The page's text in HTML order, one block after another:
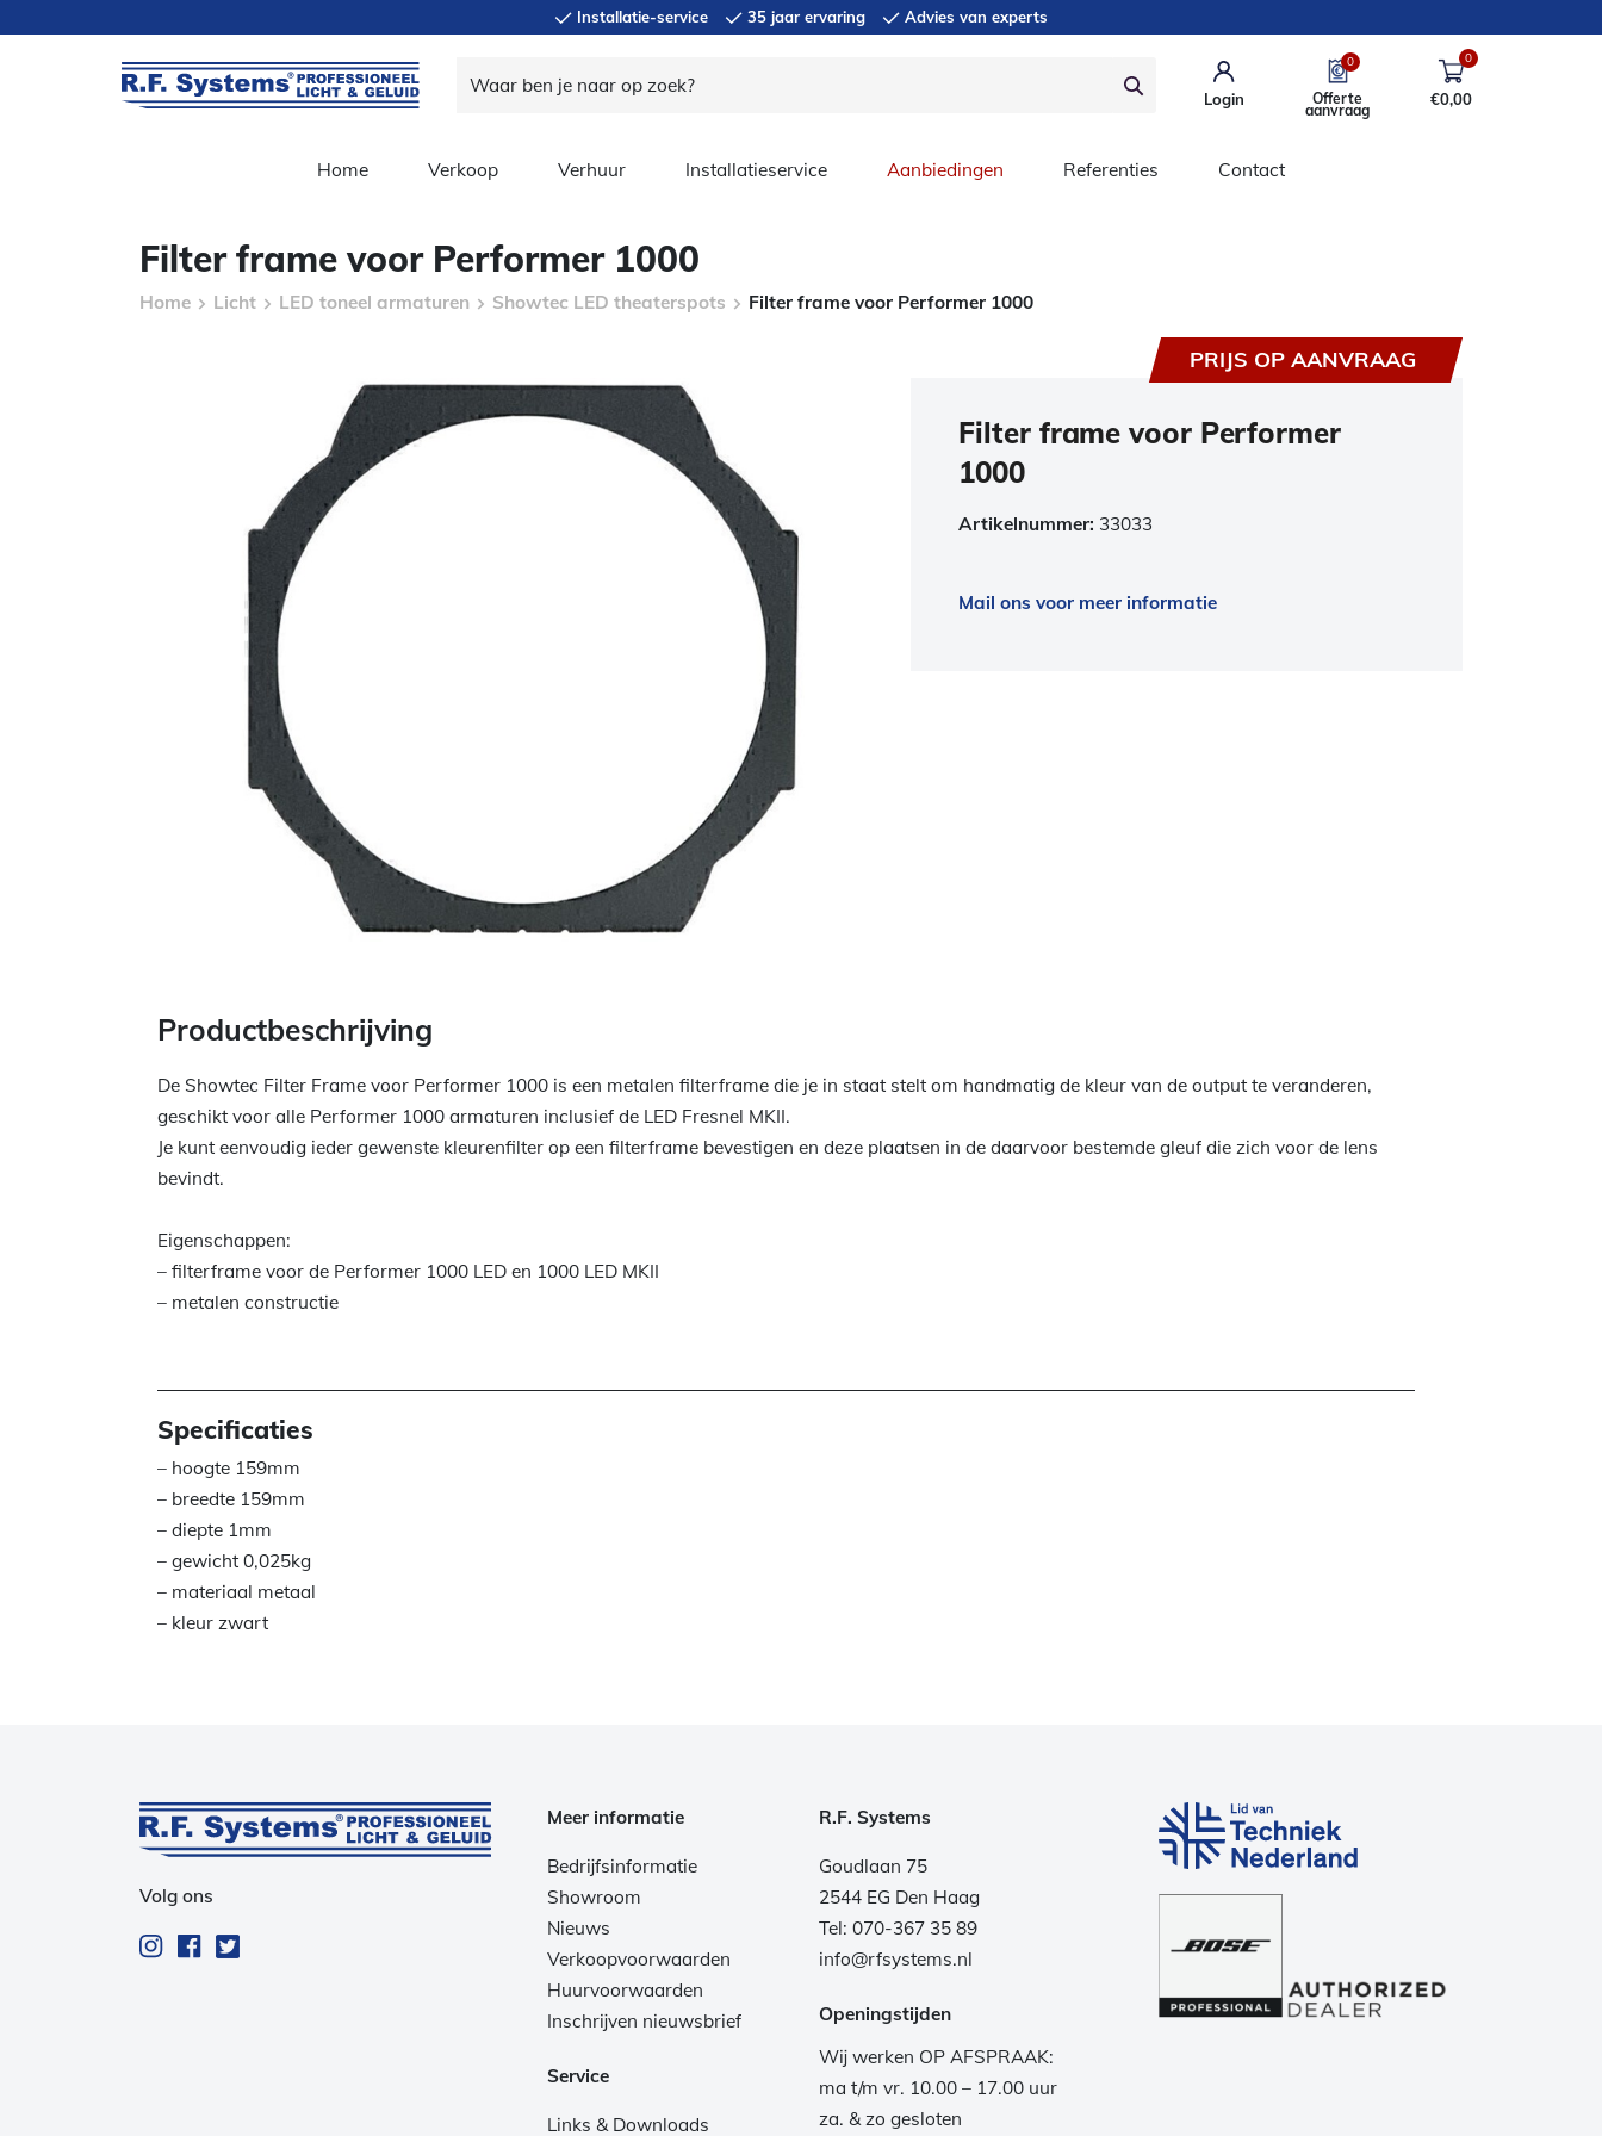
Installatie-service 35 jaar ervaring Advies van experts
Login
0
Offerte
aanvraag
0
€0,00
Home Verkoop Verhuur Installatieservice Aanbiedingen Referenties Contact
Filter frame voor Performer 1000
Home Licht LED toneel armaturen Showtec LED theaterspots Filter frame voor Performer 1000
PRIJS OP AANVRAAG
Filter frame voor Performer
1000
Artikelnummer: 33033
Mail ons voor meer informatie
Productbeschrijving
De Showtec Filter Frame voor Performer 1000 is een metalen filterframe die je in staat stelt om handmatig de kleur van de output te veranderen,
geschikt voor alle Performer 1000 armaturen inclusief de LED Fresnel MKII.
Je kunt eenvoudig ieder gewenste kleurenfilter op een filterframe bevestigen en deze plaatsen in de daarvoor bestemde gleuf die zich voor de lens
bevindt.
Eigenschappen:
– filterframe voor de Performer 1000 LED en 1000 LED MKII
– metalen constructie
Specificaties
– hoogte 159mm
– breedte 159mm
– diepte 1mm
– gewicht 0,025kg
– materiaal metaal
– kleur zwart
Volg ons
Meer informatie
Bedrijfsinformatie
Showroom
Nieuws
Verkoopvoorwaarden
Huurvoorwaarden
Inschrijven nieuwsbrief
Service
Links & Downloads
R.F. Systems
Goudlaan 75
2544 EG Den Haag
Tel: 070-367 35 89
info@rfsystems.nl
Openingstijden
Wij werken OP AFSPRAAK:
ma t/m vr. 10.00 – 17.00 uur
za. & zo gesloten